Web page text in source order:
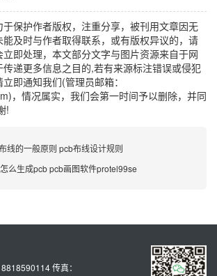
保护作者版权，注重分享，被刊用文章因无
及时与作者取得联系，或有版权异议的，请
即处理，本文部分文字与图片资源来自于网
递更多信息之目的,若有来源标注错误或侵犯
即通知我们(管理员邮箱：
，情况属实，我们会第一时间予以删除，并同
!
线的一般原则 pcb布线设计规则
么生成pcb pcb画图软件protel99se
传真：